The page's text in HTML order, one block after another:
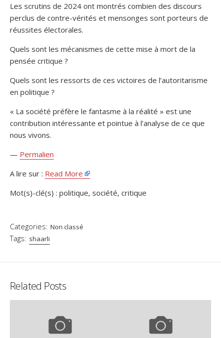
Les scrutins de 2024 ont montrés combien des discours
perclus de contre-vérités et mensonges sont porteurs de
réussites électorales.
Quels sont les mécanismes de cette mise à mort de la
pensée critique ?
Quels sont les ressorts de ces victoires de l’autoritarisme
en politique ?
« La société préfère le fantasme à la réalité » est une
contribution intéressante et pointue à l’analyse de ce que
nous vivons.
— Permalien
A lire sur : Read More
Mot(s)-clé(s) : politique, société, critique
Categories: Non classé
Tags: shaarli
Related Posts